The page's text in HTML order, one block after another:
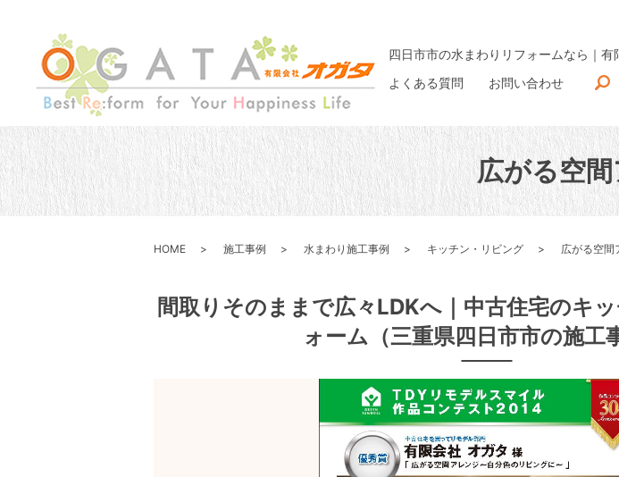
四日市市の水まわりリフォームなら｜有
よくある質問
お問い合わせ
広がる空
HOME 施工事例 水まわり施工事例 キッチン・リビング 広がる空間
間取りそのままで広々LDKへ｜中古住宅のキ
ォーム（三重県四日市市の施工